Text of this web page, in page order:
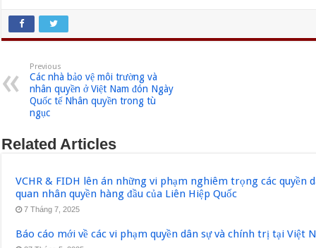
Previous
Các nhà bảo vệ môi trường và
nhân quyền ở Việt Nam đón Ngày
Quốc tế Nhân quyền trong tù
ngục
Related Articles
VCHR & FIDH lên án những vi phạm nghiêm trọng các quyền
quan nhân quyền hàng đầu của Liên Hiệp Quốc
7 Tháng 7, 2025
Báo cáo mới về các vi phạm quyền dân sự và chính trị tại Việt